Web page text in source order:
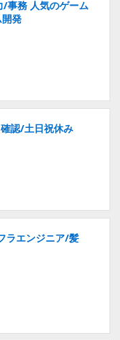
/事務 人気のゲーム
発
認/土日祝休み
ラエンジニア/髪